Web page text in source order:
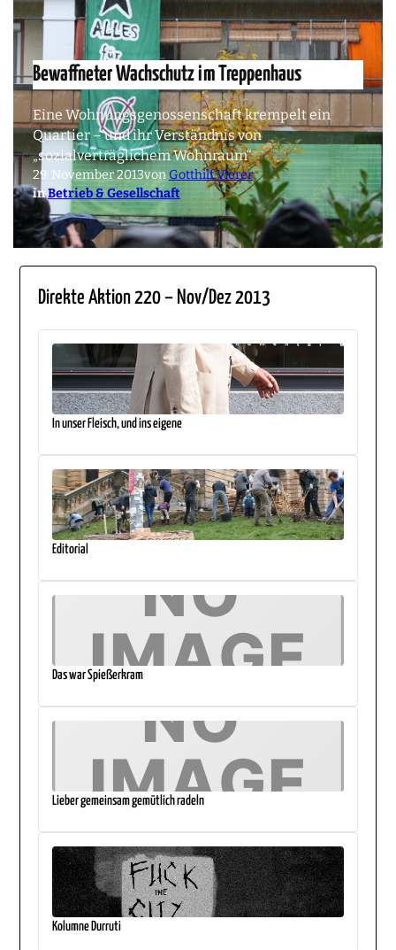
Bewaffneter Wachschutz im Treppenhaus
Eine Wohnungsgenossenschaft krempelt ein
Quartier – und ihr Verständnis von
„sozialverträglichem Wohnraum“
29. November 2013vonGotthilf Vierer
inBetrieb & Gesellschaft
Direkte Aktion 220 – Nov/Dez 2013
In unser Fleisch, und ins eigene
Editorial
Das war Spießerkram
Lieber gemeinsam gemütlich radeln
Kolumne Durruti